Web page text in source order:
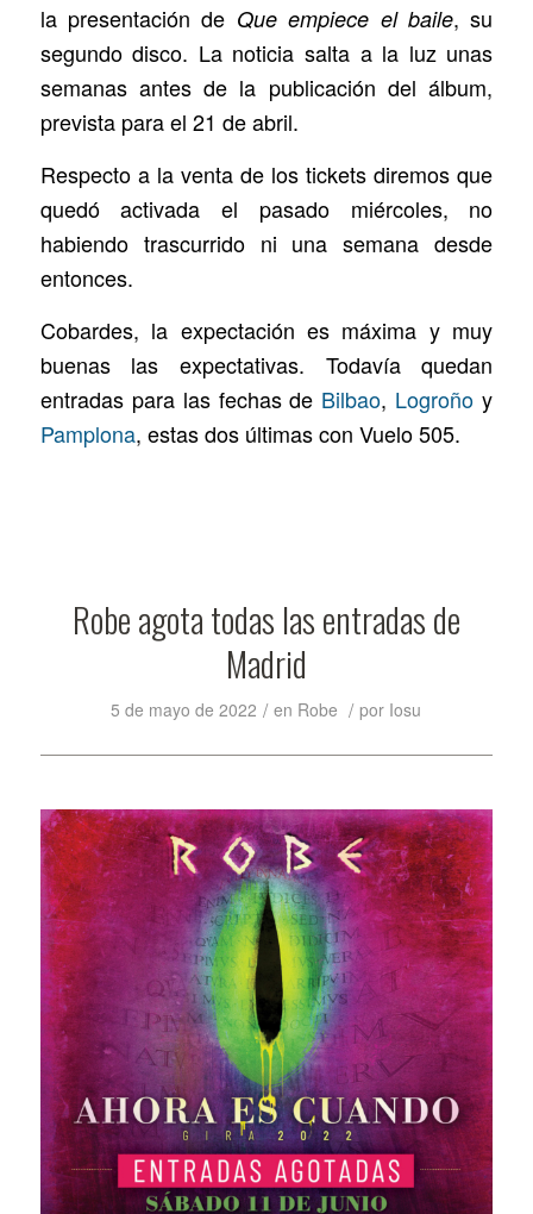
la presentación de Que empiece el baile, su
segundo disco. La noticia salta a la luz unas
semanas antes de la publicación del álbum,
prevista para el 21 de abril.
Respecto a la venta de los tickets diremos que
quedó activada el pasado miércoles, no
habiendo trascurrido ni una semana desde
entonces.
Cobardes, la expectación es máxima y muy
buenas las expectativas. Todavía quedan
entradas para las fechas de Bilbao, Logroño y
Pamplona, estas dos últimas con Vuelo 505.
Robe agota todas las entradas de
Madrid
5 de mayo de 2022 / en Robe / por Iosu